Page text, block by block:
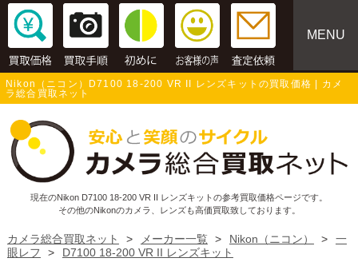
MENU
Nikon（ニコン）D7100 18-200 VR II レンズキットの買取価格 | カメ
ラ総合買取ネット
現在のNikon D7100 18-200 VR II レンズキットの参考買取価格ページです。
その他のNikonのカメラ、レンズも高価買取致しております。
カメラ総合買取ネット > メーカー一覧 > Nikon（ニコン） >
一
眼レフ
> D7100 18-200 VR II レンズキット